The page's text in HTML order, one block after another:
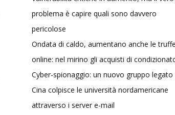
problema è capire quali sono davvero
pericolose
Ondata di caldo, aumentano anche le truffe
online: nel mirino gli acquisti di
Cyber-spionaggio: un nuovo gruppo legato
Cina colpisce le università nordamericane
attraverso i server e-mail